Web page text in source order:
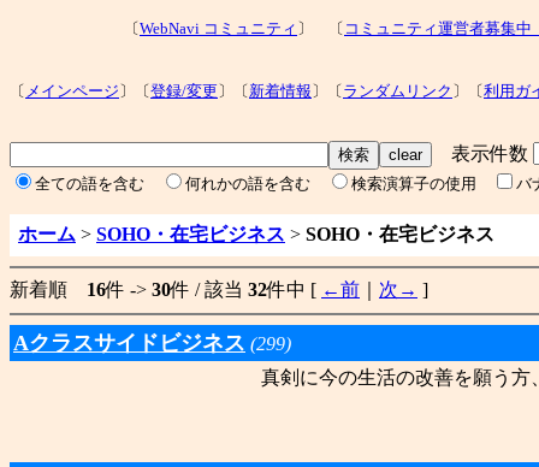
〔WebNavi コミュニティ 〕 〔 コミュニティ運営者募集中
〔 メインページ 〕〔登録/変更 〕〔 新着情報 〕〔 ランダムリンク 〕〔利用ガ
表示件数
全ての語を含む 何れかの語を含む 検索演算子の使用 バ
ホーム > SOHO・在宅ビジネス > SOHO・在宅ビジネス
新着順 16件 -> 30件 / 該当 32件中 [ ←前 次→ ]
Aクラスサイドビジネス (299)
真剣に今の生活の改善を願う